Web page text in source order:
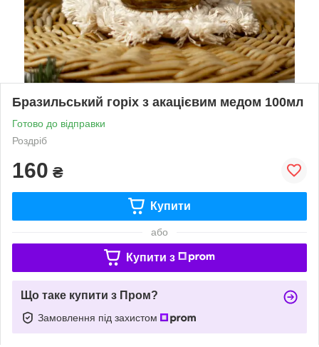
Бразильський горіх з акацієвим медом 100мл
Готово до відправки
Роздріб
160 ₴
Купити
або
Купити з
Що таке купити з Пром?
Замовлення під захистом